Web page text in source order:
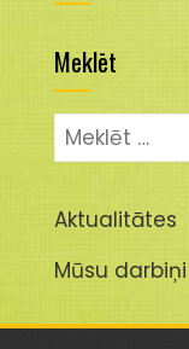
Meklēt
Meklēt:
Aktualitātes
Mūsu darbiņi